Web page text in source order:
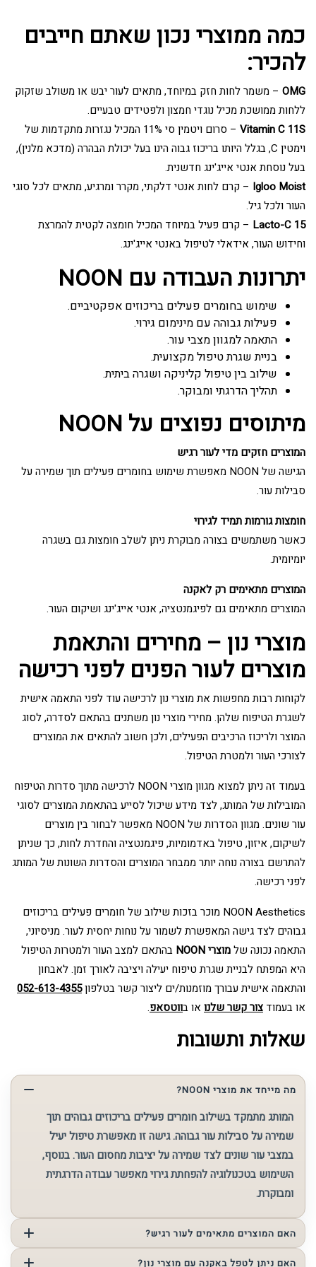
כמה ממוצרי נכון שאתם חייבים
להכיר:
OMG – משמר לחות חזק במיוחד, מתאים לעור יבש או משולב שזקוק
ללחות ממושכת מכיל נוגדי חמצון ולפטידים טבעיים.
Vitamin C 11S
– סרום ויטמין סי 11% המכיל נגזרות מתקדמות של
וימטין C, בגלל היותו בריכוז גבוה הינו בעל יכולת הבהרה (מדכא מלנין),
בעל נוסחת אנטי אייג'ינג חדשנית.
Igloo Moist – קרם לחות אנטי דלקתי, מקרר ומרגיע, מתאים לכל סוגי
העור ולכל גיל.
Lacto-C 15 – קרם פעיל במיוחד המכיל חומצה לקטית להמרצת
וחידוש העור, אידאלי לטיפול באנטי אייג'ינג.
יתרונות העבודה עם NOON
שימוש בחומרים פעילים בריכוזים אפקטיביים.
פעילות גבוהה עם מינימום גירוי.
התאמה למגוון מצבי עור.
בניית שגרת טיפול מקצועית.
שילוב בין טיפול קליניקה ושגרה ביתית.
תהליך הדרגתי ומבוקר.
מיתוסים נפוצים על NOON
המוצרים חזקים מדי לעור רגיש
הגישה של NOON מאפשרת שימוש בחומרים פעילים תוך שמירה על
סבילות עור.
חומצות גורמות תמיד לגירוי
כאשר משתמשים בצורה מבוקרת ניתן לשלב חומצות גם בשגרה
יומיומית.
המוצרים מתאימים רק לאקנה
המוצרים מתאימים גם לפיגמנטציה, אנטי אייג'ינג ושיקום העור.
מוצרי נון – מחירים והתאמת
מוצרים לעור הפנים לפני רכישה
לקוחות רבות מחפשות את מוצרי נון לרכישה עוד לפני התאמה אישית
לשגרת הטיפוח שלהן. מחירי מוצרי נון משתנים בהתאם לסדרה, לסוג
המוצר ולריכוז הרכיבים הפעילים, ולכן חשוב להתאים את המוצרים
לצורכי העור ולמטרת הטיפול.
בעמוד זה ניתן למצוא מגוון מוצרי NOON לרכישה מתוך סדרות הטיפוח
המובילות של המותג, לצד מידע שיכול לסייע בהתאמת המוצרים לסוגי
עור שונים. מגוון הסדרות של NOON מאפשר לבחור בין מוצרים
לשיקום, איזון, טיפול באדמומיות, פיגמנטציה והחדרת לחות, כך שניתן
להתרשם בצורה נוחה יותר ממבחר המוצרים והסדרות השונות של המותג
לפני רכישה.
NOON Aesthetics מוכר בזכות שילוב של חומרים פעילים בריכוזים
גבוהים לצד גישה המאפשרת לשמור על נוחות יחסית לעור. מניסיוני,
התאמה נכונה שלמוצרי NOON
בהתאם למצב העור ולמטרות הטיפול
היא המפתח לבניית שגרת טיפוח יעילה ויציבה לאורך זמן. לאבחון
והתאמה אישית עבורך מוזמנות/ים ליצור קשר בטלפון052-613-4355
או בעמוד צור קשר שלנו או בווטסאפ.
שאלות ותשובות
מה מייחד את מוצרי NOON?
המותג מתמקד בשילוב חומרים פעילים בריכוזים גבוהים תוך
שמירה על סבילות עור גבוהה. גישה זו מאפשרת טיפול יעיל
במצבי עור שונים לצד שמירה על יציבות מחסום העור. בנוסף,
השימוש בטכנולוגיה להפחתת גירוי מאפשר עבודה הדרגתית
ומבוקרת.
האם המוצרים מתאימים לעור רגיש?
כן, אך חשוב לבצע התאמה מקצועית. למרות שהמוצרים מכילים
האם ניתן לטפל באקנה עם מוצרי נון?